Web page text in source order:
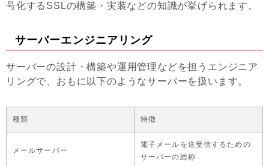
号化するSSLの構築・実装などの知識が挙げられます。
サーバーエンジニアリング
サーバーの設計・構築や運用管理などを担うエンジニア
リングで、おもに以下のようなサーバーを扱います。
種類 特徴
メールサーバー
電子メールを送受信するための
サーバーの総称